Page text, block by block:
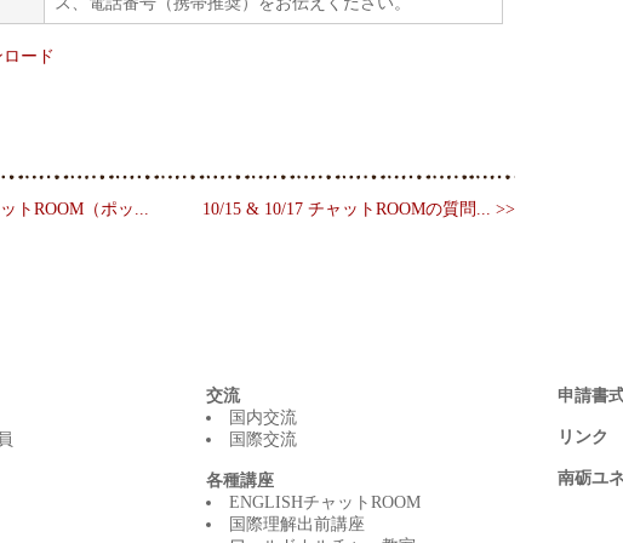
ード
トROOM（ポッ... 10/15 & 10/17 チャットROOMの質問... >>
交流
国内交流
国際交流
各種講座
ENGLISHチャットROOM
国際理解出前講座
申請書
リンク
南砺ユ